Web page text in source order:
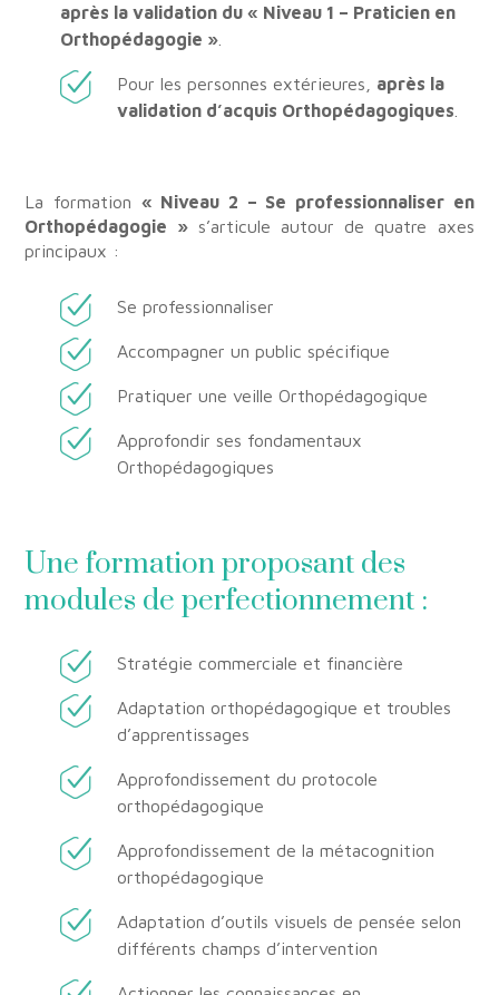
après la validation du « Niveau 1 – Praticien en
Orthopédagogie »
Pour les personnes extérieures, après la
validation d’acquis Orthopédagogiques
La formation « Niveau 2 – Se professionnaliser en
Orthopédagogie » s’articule autour de quatre axes
principaux :
Se professionnaliser
Accompagner un public spécifique
Pratiquer une veille Orthopédagogique
Approfondir ses fondamentaux
Orthopédagogiques
Une formation proposant des
modules de perfectionnement :
Stratégie commerciale et financière
Adaptation orthopédagogique et troubles
d’apprentissages
Approfondissement du protocole
orthopédagogique
Approfondissement de la métacognition
orthopédagogique
Adaptation d’outils visuels de pensée selon
différents champs d’intervention